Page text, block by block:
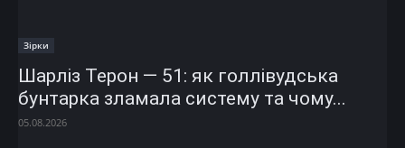
Зірки
Шарліз Терон — 51: як голлівудська
бунтарка зламала систему та чому...
05.08.2026